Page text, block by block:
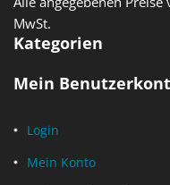
MwSt.
Kategorien
Mein
Login
Mein Konto